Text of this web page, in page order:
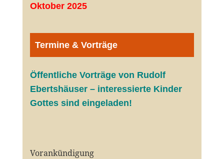
Oktober 2025
Termine & Vorträge
Öffentliche Vorträge von Rudolf
Ebertshäuser – interessierte Kinder
Gottes sind eingeladen!
Vorankündigung